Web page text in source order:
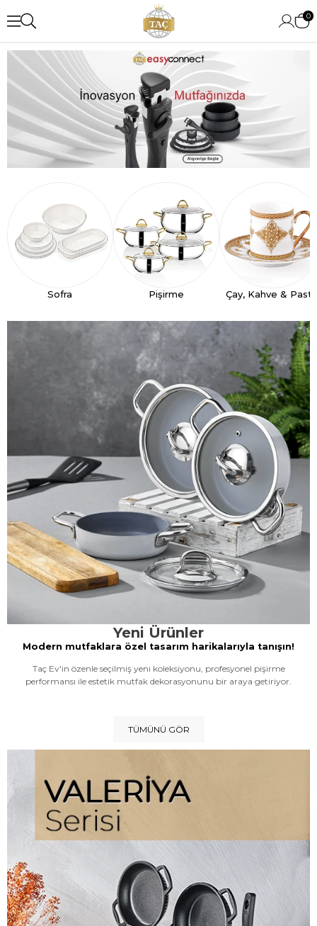
0
Sofra Pişirme Çay, Kahve &
Yeni Ürünler
Modern mutfaklara özel tasarım harikalarıyla tanışın!
Taç Ev'in özenle seçilmiş yeni koleksiyonu, profesyonel pişirme
performansı ile estetik mutfak dekorasyonunu bir araya getiriyor.
TÜMÜNÜ GÖR